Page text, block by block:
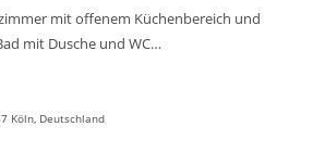
mit offenem Küchenbereich und
mit Dusche und WC…
Köln, Deutschland